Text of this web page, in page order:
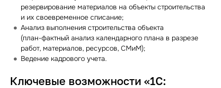
резервирование материалов на объекты строительства
и их своевременное списание;
Анализ выполнения строительства объекта
(план-фактный анализ календарного плана в разрезе
работ, материалов, ресурсов, СМиМ);
Ведение кадрового учета.
Ключевые возможности «1С: